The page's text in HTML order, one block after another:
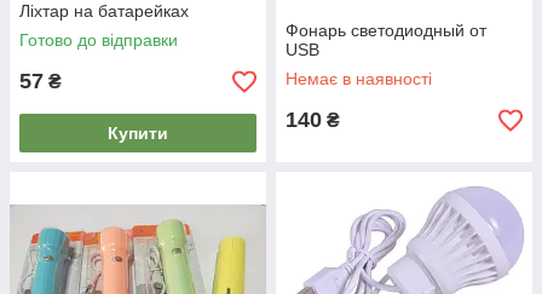
Ліхтар на батарейках
Готово до відправки
57 ₴
Купити
Фонарь светодиодный от
USB
Немає в наявності
140 ₴